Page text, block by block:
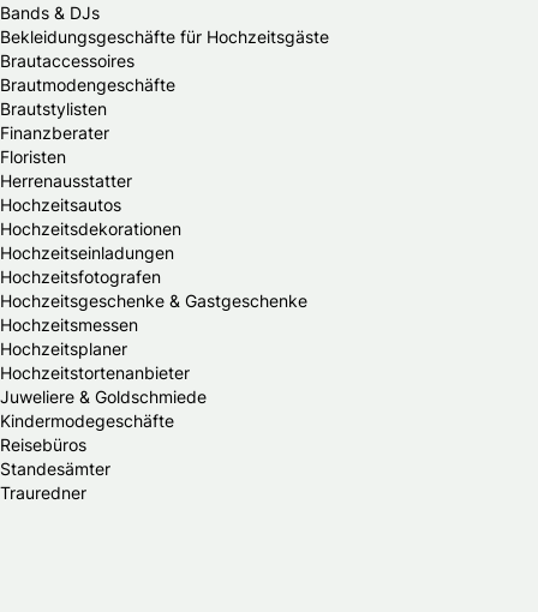
Bands & DJs
Bekleidungsgeschäfte für Hochzeitsgäste
Brautaccessoires
Brautmodengeschäfte
Brautstylisten
Finanzberater
Floristen
Herrenausstatter
Hochzeitsautos
Hochzeitsdekorationen
Hochzeitseinladungen
Hochzeitsfotografen
Hochzeitsgeschenke & Gastgeschenke
Hochzeitsmessen
Hochzeitsplaner
Hochzeitstortenanbieter
Juweliere & Goldschmiede
Kindermodegeschäfte
Reisebüros
Standesämter
Trauredner